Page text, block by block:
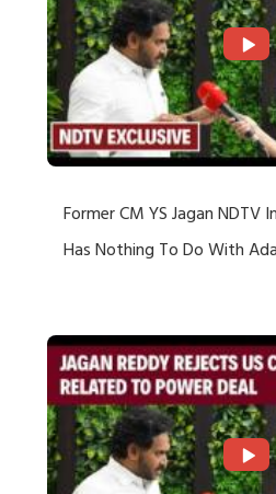
Former CM YS Jagan
Has Nothing To Do With